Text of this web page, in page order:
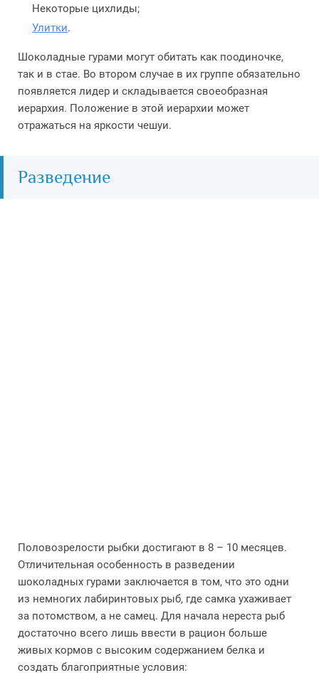
Некоторые цихлиды;
Улитки.
Шоколадные гурами могут обитать как поодиночке,
так и в стае. Во втором случае в их группе обязательно
появляется лидер и складывается своеобразная
иерархия. Положение в этой иерархии может
отражаться на яркости чешуи.
Разведение
Половозрелости рыбки достигают в 8 – 10 месяцев.
Отличительная особенность в разведении
шоколадных гурами заключается в том, что это одни
из немногих лабиринтовых рыб, где самка ухаживает
за потомством, а не самец. Для начала нереста рыб
достаточно всего лишь ввести в рацион больше
живых кормов с высоким содержанием белка и
создать благоприятные условия: